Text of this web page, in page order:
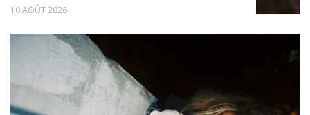
10 AOÛT 2026